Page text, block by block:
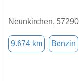
Neunkirchen, 57290
9.674 km Benzin